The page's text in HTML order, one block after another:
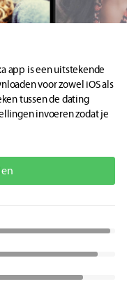
app is een uitstekende
voor zowel iOS als
tussen de dating
invoeren zodat je